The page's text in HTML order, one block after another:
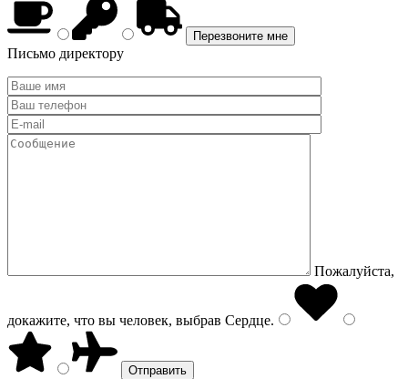
Письмо директору
Пожалуйста,
докажите, что вы человек, выбрав Сердце.